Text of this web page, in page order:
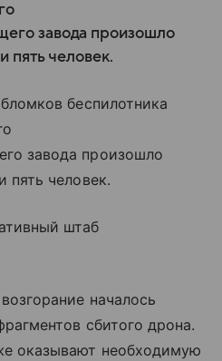
завода произошло
пять человек.
беспилотника
завода произошло
пять человек.
штаб
началось
сбитого дрона.
оказывают необходимую